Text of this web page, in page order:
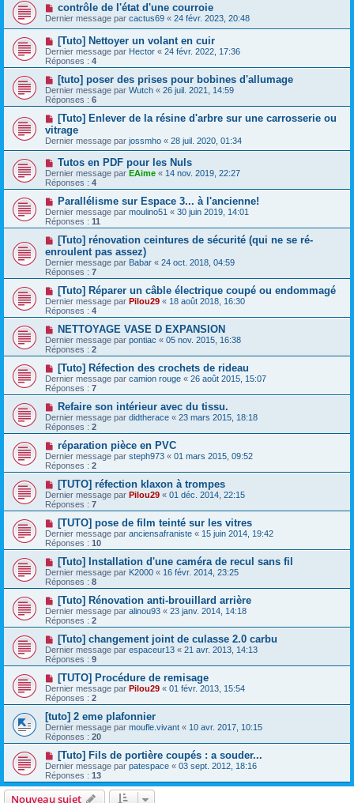
contrôle de l'état d'une courroie
Dernier message par cactus69 « 24 févr. 2023, 20:48
[Tuto] Nettoyer un volant en cuir
Dernier message par Hector « 24 févr. 2022, 17:36
Réponses : 4
[tuto] poser des prises pour bobines d'allumage
Dernier message par Wutch « 26 juil. 2021, 14:59
Réponses : 6
[Tuto] Enlever de la résine d'arbre sur une carrosserie ou
vitrage
Dernier message par jossmho « 28 juil. 2020, 01:34
Tutos en PDF pour les Nuls
Dernier message par EAime « 14 nov. 2019, 22:27
Réponses : 4
Parallélisme sur Espace 3... à l'ancienne!
Dernier message par moulino51 « 30 juin 2019, 14:01
Réponses : 11
[Tuto] rénovation ceintures de sécurité (qui ne se ré-
enroulent pas assez)
Dernier message par Babar « 24 oct. 2018, 04:59
Réponses : 7
[Tuto] Réparer un câble électrique coupé ou endommagé
Dernier message par Pilou29 « 18 août 2018, 16:30
Réponses : 4
NETTOYAGE VASE D EXPANSION
Dernier message par pontiac « 05 nov. 2015, 16:38
Réponses : 2
[Tuto] Réfection des crochets de rideau
Dernier message par camion rouge « 26 août 2015, 15:07
Réponses : 7
Refaire son intérieur avec du tissu.
Dernier message par didtherace « 23 mars 2015, 18:18
Réponses : 2
réparation pièce en PVC
Dernier message par steph973 « 01 mars 2015, 09:52
Réponses : 2
[TUTO] réfection klaxon à trompes
Dernier message par Pilou29 « 01 déc. 2014, 22:15
Réponses : 7
[TUTO] pose de film teinté sur les vitres
Dernier message par anciensafraniste « 15 juin 2014, 19:42
Réponses : 10
[Tuto] Installation d'une caméra de recul sans fil
Dernier message par K2000 « 16 févr. 2014, 23:25
Réponses : 8
[Tuto] Rénovation anti-brouillard arrière
Dernier message par alinou93 « 23 janv. 2014, 14:18
Réponses : 2
[Tuto] changement joint de culasse 2.0 carbu
Dernier message par espaceur13 « 21 avr. 2013, 14:13
Réponses : 9
[TUTO] Procédure de remisage
Dernier message par Pilou29 « 01 févr. 2013, 15:54
Réponses : 2
[tuto] 2 eme plafonnier
Dernier message par moufle.vivant « 10 avr. 2017, 10:15
Réponses : 20
[Tuto] Fils de portière coupés : a souder...
Dernier message par patespace « 03 sept. 2012, 18:16
Réponses : 13
Nouveau sujet